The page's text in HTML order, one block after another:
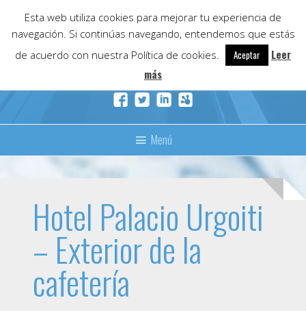
content
Menú
Hotel Palacio Urgoiti
– Exterior de la
cafetería
Esta web utiliza cookies para mejorar tu experiencia de
navegación. Si continúas navegando, entendemos que estás
de acuerdo con nuestra Política de cookies.
Aceptar
Leer
más